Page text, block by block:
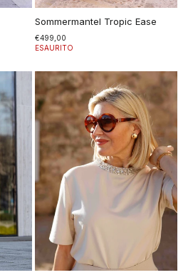
Sommermantel Tropic Ease
€499,00
ESAURITO